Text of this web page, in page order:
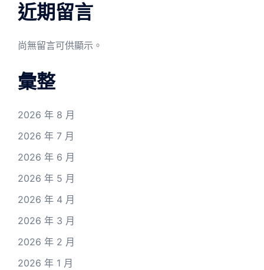
近期留言
尚無留言可供顯示。
彙整
2026 年 8 月
2026 年 7 月
2026 年 6 月
2026 年 5 月
2026 年 4 月
2026 年 3 月
2026 年 2 月
2026 年 1 月